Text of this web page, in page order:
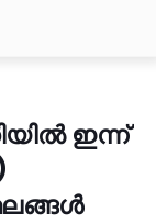
ഇന്ന്